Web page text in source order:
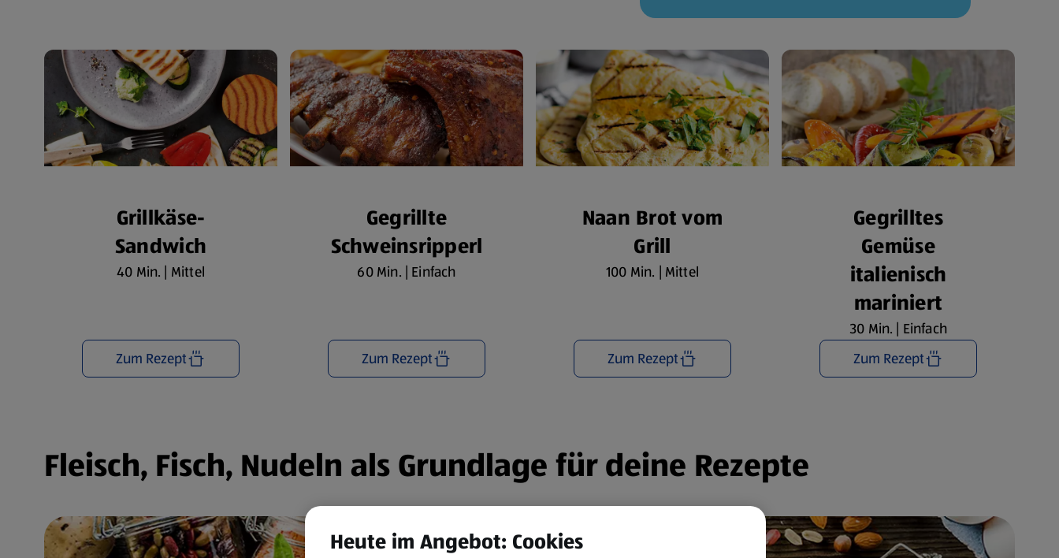
Grillkäse-
Sandwich
40 Min. | Mittel
Zum Rezept
Gegrillte
Schweinsripperl
60 Min. | Einfach
Zum Rezept
Naan Brot vom
Grill
100 Min. | Mittel
Zum Rezept
Gegrilltes
Gemüse
italienisch
mariniert
30 Min. | Einfach
Zum Rezept
Fleisch, Fisch, Nudeln als Grundlage für deine Rezepte
Heute im Angebot: Cookies